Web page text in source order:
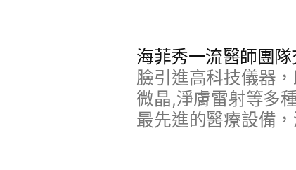
海菲秀一流醫師團隊
臉引進高科技儀器
微晶,淨膚雷射等多
最先進的醫療設備